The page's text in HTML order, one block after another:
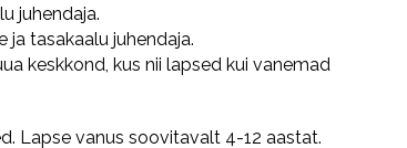
juhendaja.
ja tasakaalu juhendaja.
keskkond, kus nii lapsed kui vanemad
Lapse vanus soovitavalt 4-12 aastat.